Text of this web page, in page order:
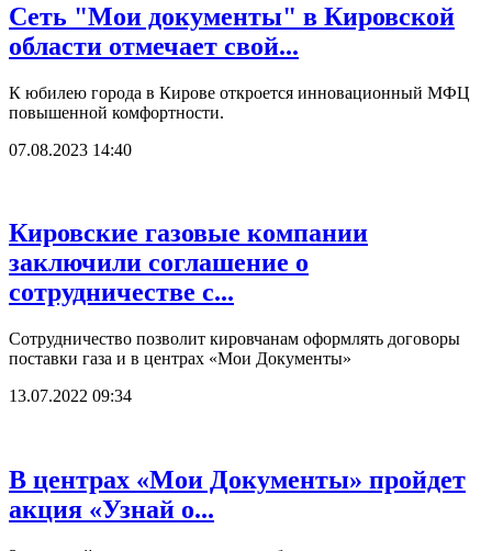
Сеть "Мои документы" в Кировской
области отмечает свой...
К юбилею города в Кирове откроется инновационный МФЦ
повышенной комфортности.
07.08.2023 14:40
Кировские газовые компании
заключили соглашение о
сотрудничестве с...
Сотрудничество позволит кировчанам оформлять договоры
поставки газа и в центрах «Мои Документы»
13.07.2022 09:34
В центрах «Мои Документы» пройдет
акция «Узнай о...